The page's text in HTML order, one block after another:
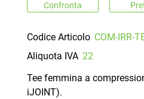
Confronta
Codice Articolo COM-IRR-
Aliquota IVA 22
Tee femmina a
iJOINT).